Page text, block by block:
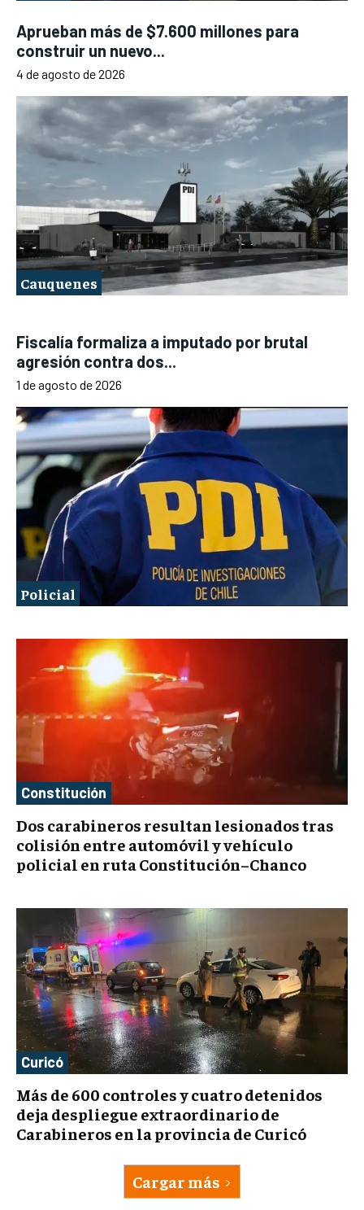
Aprueban más de $7.600 millones para
construir un nuevo...
4 de agosto de 2026
Cauquenes
Fiscalía formaliza a imputado por brutal
agresión contra dos...
1 de agosto de 2026
Policial
Constitución
Dos carabineros resultan lesionados tras
colisión entre automóvil y vehículo
policial en ruta Constitución–Chanco
Curicó
Más de 600 controles y cuatro detenidos
deja despliegue extraordinario de
Carabineros en la provincia de Curicó
Cargar más